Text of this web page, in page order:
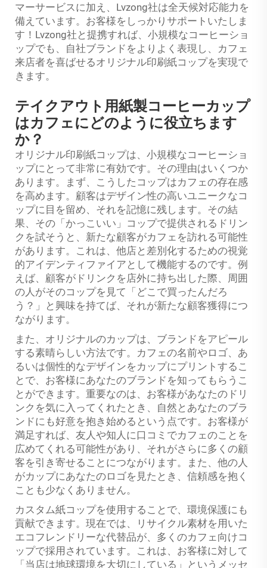
マーサービスに加え、Lvzong社は全天候対応能力を
備えています。お客様をしっかりサポートいたしま
す！Lvzong社と提携すれば、小規模なコーヒーショ
ップでも、自社ブランドをよりよく表現し、カフェ
来店者を喜ばせるオリジナル印刷紙コップを実現で
きます。
テイクアウト用紙製コーヒーカップ
はカフェにどのように役立ちます
か？
オリジナル印刷紙コップは、小規模なコーヒーショ
ップにとって非常に有効です。その理由はいくつか
あります。まず、こうしたコップはカフェの存在感
を高めます。顧客はデザイン性の高いユニークなコ
ップに目を留め、それを記憶に残します。その結
果、その「かっこいい」コップで提供されるドリン
クを試そうと、新たな顧客がカフェを訪れる可能性
があります。これは、他店と差別化するための視覚
的アイデンティファイアとして機能するのです。例
えば、顧客がドリンクを店外に持ち出した際、周囲
の人がそのコップを見て「どこで買ったんだろ
う？」と興味を持てば、それが新たな顧客獲得につ
ながります。
また、オリジナルのカップは、ブランドをアピール
する素晴らしい方法です。カフェの名前やロゴ、あ
るいは個性的なデザインをカップにプリントするこ
とで、お客様にあなたのブランドを知ってもらうこ
とができます。重要なのは、お客様があなたのドリ
ンクを気に入ってくれたとき、自然とあなたのブラ
ンドにも好意を抱き始めるという点です。お客様が
満足すれば、友人や知人に口コミでカフェのことを
広めてくれる可能性があり、それがさらに多くの顧
客を引き寄せることにつながります。また、他の人
がカップにあなたのロゴを見たとき、信頼感を抱く
ことも少なくありません。
カスタム紙コップを使用することで、環境保護にも
貢献できます。現在では、リサイクル素材を用いた
エコフレンドリーな代替品が、多くのカフェ向けコ
ップで採用されています。これは、お客様に対して
「当店は地球環境を大切にしている」というメッセ